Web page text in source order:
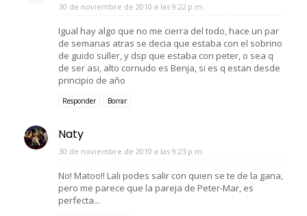
30 de noviembre de 2010 a las 9:22 p.m.
Igual hay algo que no me cierra del todo, hace un par
de semanas atras se decia que estaba con el sobrino
de guido suller, y dsp que estaba con peter, o sea q
de ser asi, alto cornudo es Benja, si es q estan desde
principio de año
Responder Borrar
Naty
30 de noviembre de 2010 a las 9:23 p.m.
No! Matoo!! Lali podes salir con quien se te de la gana,
pero me parece que la pareja de Peter-Mar, es
perfecta...